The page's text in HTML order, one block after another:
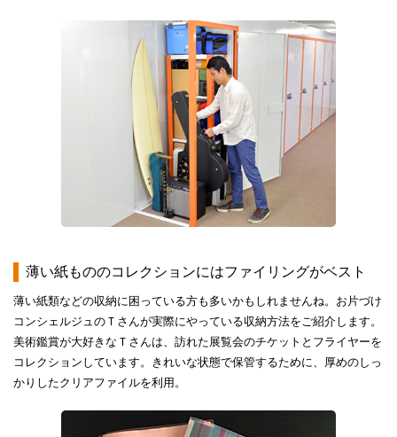
薄い紙もののコレクションにはファイリングがベスト
薄い紙類などの収納に困っている方も多いかもしれませんね。お片づけ
コンシェルジュのＴさんが実際にやっている収納方法をご紹介します。
美術鑑賞が大好きなＴさんは、訪れた展覧会のチケットとフライヤーを
コレクションしています。きれいな状態で保管するために、厚めのしっ
かりしたクリアファイルを利用。